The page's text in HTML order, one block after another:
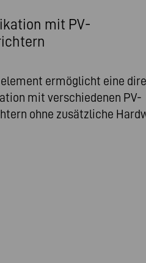
mit PV-
element ermöglicht eine
mit verschiedenen PV-
ohne zusätzliche